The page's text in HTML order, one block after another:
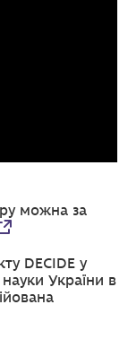
можна за
DECIDE у
науки України в